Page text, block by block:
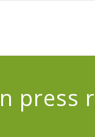
press